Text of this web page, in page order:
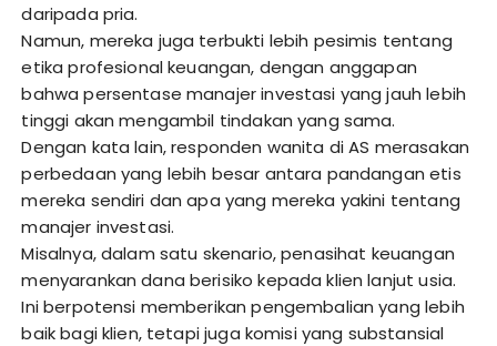
daripada pria.
Namun, mereka juga terbukti lebih pesimis tentang
etika profesional keuangan, dengan anggapan
bahwa persentase manajer investasi yang jauh lebih
tinggi akan mengambil tindakan yang sama.
Dengan kata lain, responden wanita di AS merasakan
perbedaan yang lebih besar antara pandangan etis
mereka sendiri dan apa yang mereka yakini tentang
manajer investasi.
Misalnya, dalam satu skenario, penasihat keuangan
menyarankan dana berisiko kepada klien lanjut usia.
Ini berpotensi memberikan pengembalian yang lebih
baik bagi klien, tetapi juga komisi yang substansial